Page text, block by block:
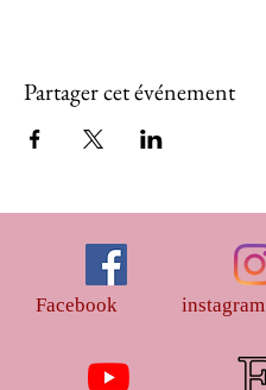
Partager cet événement
Facebook instagram